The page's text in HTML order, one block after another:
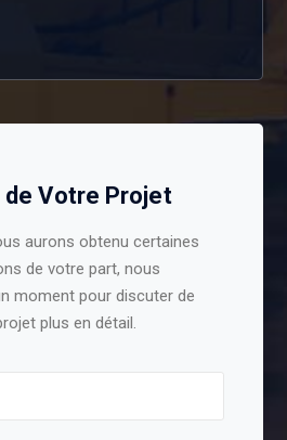
de Votre Projet
aurons obtenu certaines
de votre part, nous
moment pour discuter de
plus en détail.